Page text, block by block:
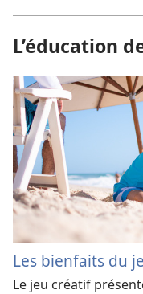
L’éducation
Les bienfaits du
Le jeu créatif